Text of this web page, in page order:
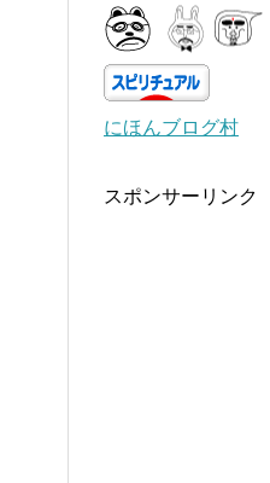
にほんブログ村
スポンサーリンク